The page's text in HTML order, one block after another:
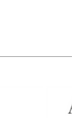
livrés à
lors de
lors des
dans les